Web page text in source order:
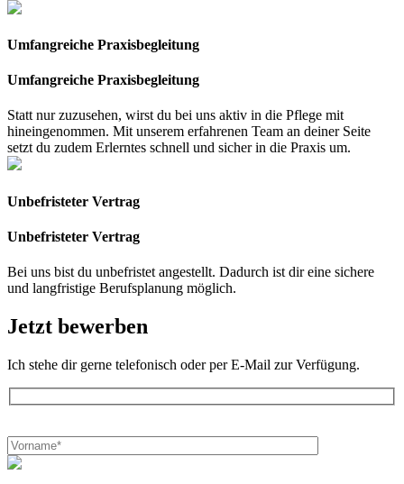
Umfangreiche Praxisbegleitung
Umfangreiche Praxisbegleitung
Statt nur zuzusehen, wirst du bei uns aktiv in die Pflege mit
hineingenommen. Mit unserem erfahrenen Team an deiner Seite
setzt du zudem Erlerntes schnell und sicher in die Praxis um.
Unbefristeter Vertrag
Unbefristeter Vertrag
Bei uns bist du unbefristet angestellt. Dadurch ist dir eine sichere
und langfristige Berufsplanung möglich.
Jetzt bewerben
Ich stehe dir gerne telefonisch oder per E-Mail zur Verfügung.
lasse
dieses